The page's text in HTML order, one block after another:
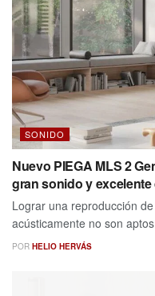
SONIDO
Nuevo PIEGA MLS 2
gran sonido y
Lograr una reproducción
acústicamente no son
POR HELIO HERVÁS